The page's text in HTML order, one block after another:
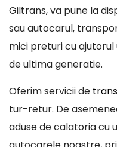
Giltrans, va pune la
sau autocarul,
mici preturi cu
de ultima generatie.
Oferim servicii de
tur-retur. De
aduse de calatoria cu